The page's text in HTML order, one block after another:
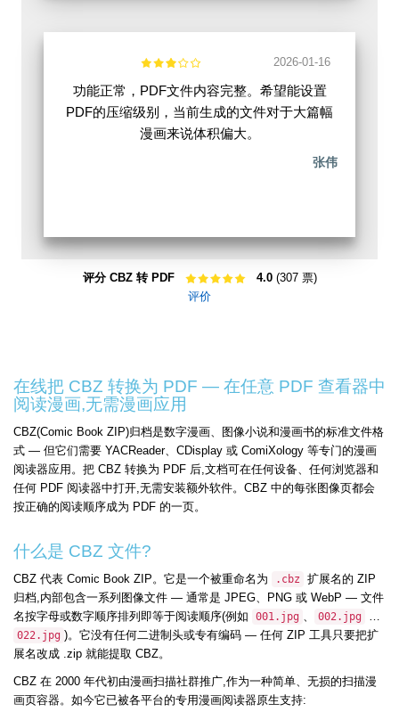
2026-01-16
功能正常，PDF文件内容完整。希望能设置
PDF的压缩级别，当前生成的文件对于大篇幅
漫画来说体积偏大。
张伟
评分 CBZ 转 PDF 4.0(307 票)
评价
在线把 CBZ 转换为 PDF — 在任意 PDF 查看器中
阅读漫画,无需漫画应用
CBZ(Comic Book ZIP)归档是数字漫画、图像小说和漫画书的标准文件格
式 — 但它们需要 YACReader、CDisplay 或 ComiXology 等专门的漫画
阅读器应用。把 CBZ 转换为 PDF 后,文档可在任何设备、任何浏览器和
任何 PDF 阅读器中打开,无需安装额外软件。CBZ 中的每张图像页都会
按正确的阅读顺序成为 PDF 的一页。
什么是 CBZ 文件?
CBZ 代表 Comic Book ZIP。它是一个被重命名为 .cbz
扩展名的 ZIP
归档,内部包含一系列图像文件 — 通常是 JPEG、PNG 或 WebP — 文件
名按字母或数字顺序排列即等于阅读顺序(例如
001.jpg 、 002.jpg …
022.jpg )。它没有任何二进制头或专有编码 — 任何 ZIP 工具只要把扩
展名改成 .zip 就能提取 CBZ。
CBZ 在 2000 年代初由漫画扫描社群推广,作为一种简单、无损的扫描漫
画页容器。如今它已被各平台的专用漫画阅读器原生支持: